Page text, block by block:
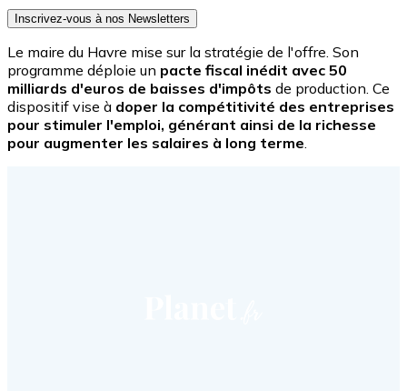
Inscrivez-vous à nos Newsletters
Le maire du Havre mise sur la stratégie de l'offre. Son
programme déploie un pacte fiscal inédit avec 50
milliards d'euros de baisses d'impôts de production. Ce
dispositif vise à doper la compétitivité des entreprises
pour stimuler l'emploi, générant ainsi de la richesse
pour augmenter les salaires à long terme.